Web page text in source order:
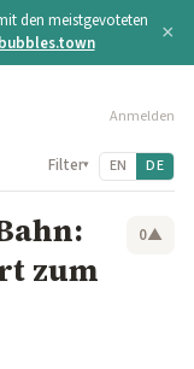
den meistgevoteten
×
Anmelden
Filter▾ EN DE
zum
0▲